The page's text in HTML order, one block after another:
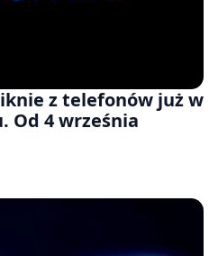
z telefonów już w
Od 4 września